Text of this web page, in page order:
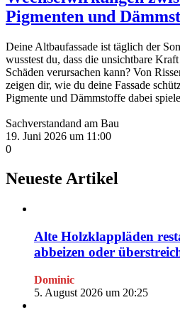
Pigmenten und
Deine Altbaufassade ist täglich der
wusstest du, dass die unsichtbare
Schäden verursachen kann? Von
zeigen dir, wie du deine Fassade
Pigmente und Dämmstoffe dabei
Sachverstandand am Bau
19. Juni 2026 um 11:00
0
Neueste Artikel
Alte Holzklappläden
abbeizen oder
Dominic
5. August 2026 um 20:25